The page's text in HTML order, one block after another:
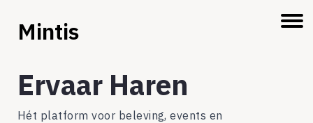
Mintis
Ervaar Haren
Hét platform voor beleving, events en